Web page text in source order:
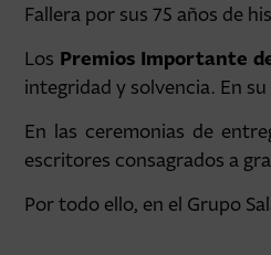
Fallera por sus 75 años de
Los Premios Importante
integridad y solvencia. En
En las ceremonias de
escritores consagrados a
Por todo ello, en el Grupo